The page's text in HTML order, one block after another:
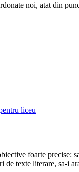
noi, atat din
liceu
foarte
de texte literare, sa-i